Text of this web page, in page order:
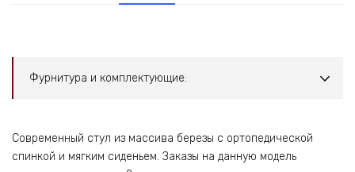
Фурнитура и комплектующие:
Современный стул из массива березы с ортопедической
спинкой и мягким сиденьем. Заказы на данную модель